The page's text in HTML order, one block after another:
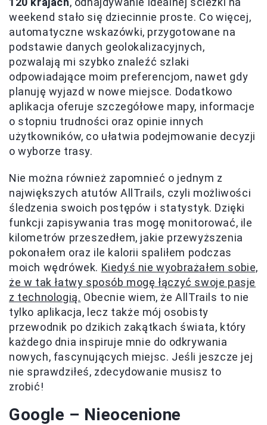
weekend stało się dziecinnie proste. Co więcej,
automatyczne wskazówki, przygotowane na
podstawie danych geolokalizacyjnych,
pozwalają mi szybko znaleźć szlaki
odpowiadające moim preferencjom, nawet gdy
planuję wyjazd w nowe miejsce. Dodatkowo
aplikacja oferuje szczegółowe mapy, informacje
o stopniu trudności oraz opinie innych
użytkowników, co ułatwia podejmowanie decyzji
o wyborze trasy.
Nie można również zapomnieć o jednym z
największych atutów AllTrails, czyli możliwości
śledzenia swoich postępów i statystyk. Dzięki
funkcji zapisywania tras mogę monitorować, ile
kilometrów przeszedłem, jakie przewyższenia
pokonałem oraz ile kalorii spaliłem podczas
moich wędrówek. Kiedyś nie wyobrażałem sobie,
że w tak łatwy sposób mogę łączyć swoje pasje
z technologią. Obecnie wiem, że AllTrails to nie
tylko aplikacja, lecz także mój osobisty
przewodnik po dzikich zakątkach świata, który
każdego dnia inspiruje mnie do odkrywania
nowych, fascynujących miejsc. Jeśli jeszcze jej
nie sprawdziłeś, zdecydowanie musisz to
zrobić!
Google – Nieocenione